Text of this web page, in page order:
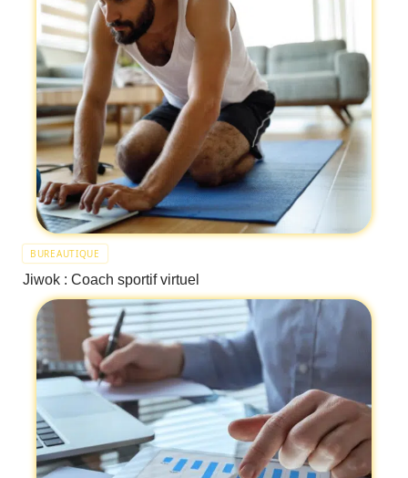
BUREAUTIQUE
Jiwok : Coach sportif virtuel